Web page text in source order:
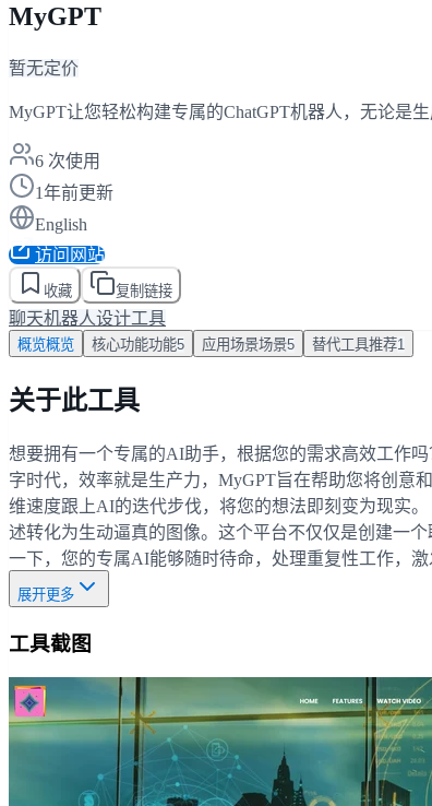
MyGPT
暂无定价
MyGPT让您轻松构建专属的ChatGPT机器人，无论是
6 次使用
1年前更新
English
访问网站
收藏 复制链接
聊天机器人设计工具
概览概览 核心功能功能5 应用场景场景5 替代工具推荐1
关于此工具
想要拥有一个专属的AI助手，根据您的需求高效工作
字时代，效率就是生产力，MyGPT旨在帮助您将创意
维速度跟上AI的迭代步伐，将您的想法即刻变为现实
述转化为生动逼真的图像。这个平台不仅仅是创建一
一下，您的专属AI能够随时待命，处理重复性工作，
展开更多
工具截图